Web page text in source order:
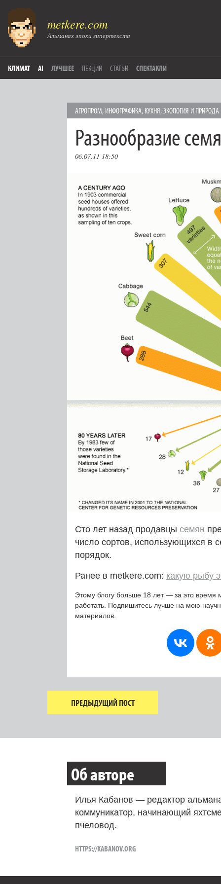
metkere.com
Альманах эпохи гипертекста
КЛИМАТ AI ЛУЧШЕЕ ЛЕКЦИИ СТАТЬИ СПЕКТАКЛИ
АГРОПРОМ, ИНФОГРАФИКА, КУХНЯ,ЭКОЛОГИЯ И ПРИРОДА
Разнообразие
06.07.11 18:50
Сто лет назад продавцы семян
число сортов, использующихся в
порядок.
Ранее в metkere.com: какую рыбу
Этому блогу больше 18 лет — за это время
работать. Подпишитесь лучше на мою
материалов.
ПРЕДЫДУЩИЙ ПОСТ
Об авторе
Илья Кабанов — редактор
коммуникатор, начинающий
пчеловод.
HTTPS://KABANOV.ORG